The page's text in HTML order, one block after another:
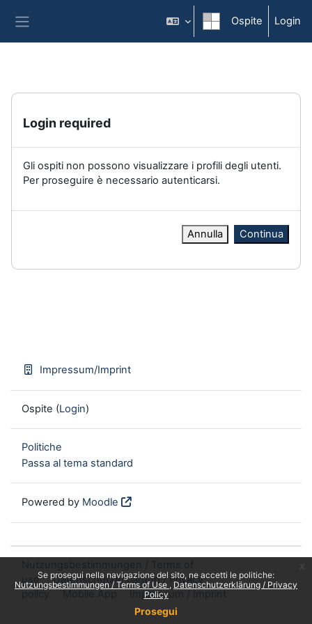
Se prosegui nella navigazione del sito, ne accetti le politiche:
Nutzungsbestimmungen / Terms of Use
Datenschutzerklärung / Privacy
Policy
Prosegui
Ospite Login
Login required
Gli ospiti non possono visualizzare i profili degli utenti.
Per proseguire è necessario autenticarsi.
Annulla Continua
Impressum/Imprint
Ospite (Login)
Politiche
Passa al tema standard
Powered by Moodle
use
Datenschutzerklärung / Privacy
policy
Mobile App Impressum / Imprint